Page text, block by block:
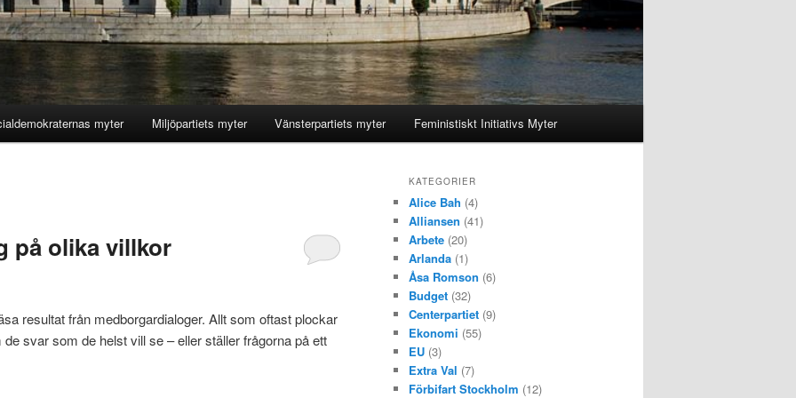
myter Miljöpartiets myter Vänsterpartiets myter Feministiskt Initiativs Myter
på olika villkor
resultat från medborgardialoger. Allt som oftast plockar
svar som de helst vill se – eller ställer frågorna på ett
KATEGORIER
Alice Bah (4)
Alliansen (41)
Arbete (20)
Arlanda (1)
Åsa Romson (6)
Budget (32)
Centerpartiet (9)
Ekonomi (55)
EU (3)
Extra Val (7)
Förbifart Stockholm (12)